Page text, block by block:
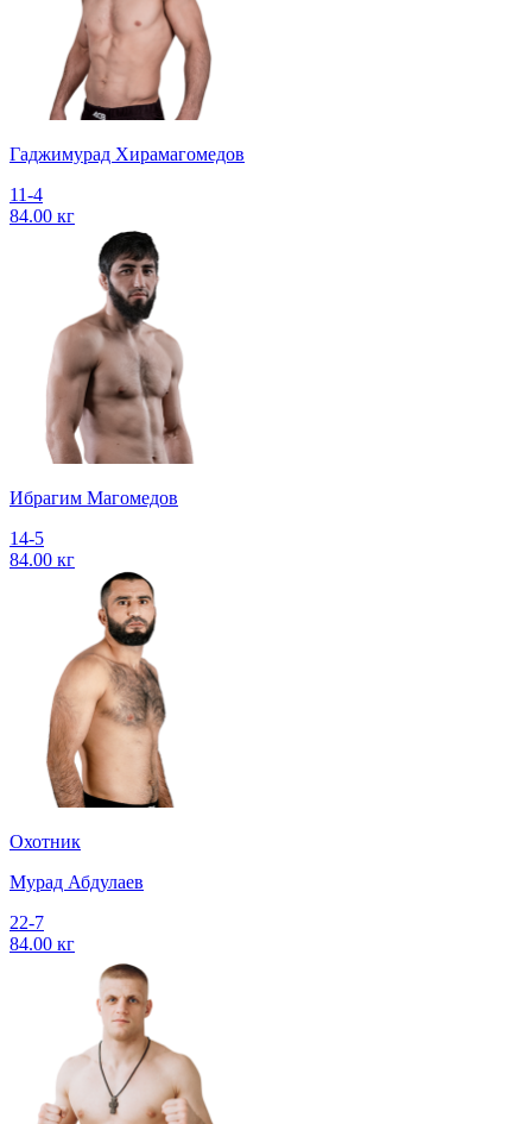
Гаджимурад Хирамагомедов
11-4
84.00 кг
Ибрагим Магомедов
14-5
84.00 кг
Охотник
Мурад Абдулаев
22-7
84.00 кг